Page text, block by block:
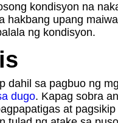
kondisyon na
upang
ng kondisyon.
sa pagbuo ng
dugo. Kapag sobra
at